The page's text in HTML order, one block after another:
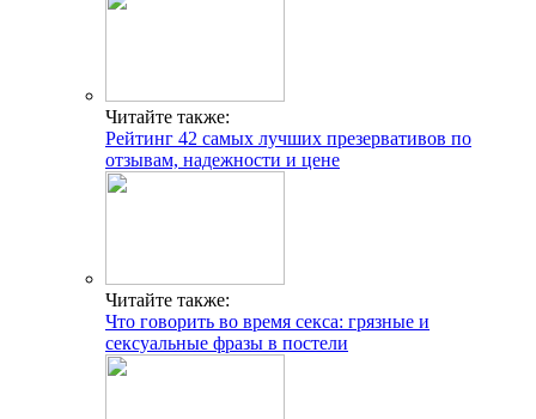
Читайте также:
Рейтинг 42 самых лучших презервативов по
отзывам, надежности и цене
Читайте также:
Что говорить во время секса: грязные и
сексуальные фразы в постели